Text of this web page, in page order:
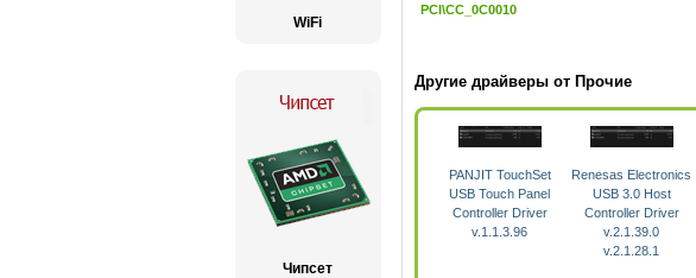
WiFi
Чипсет
PCI\CC_0C0010
Другие драйверы от Прочие
PANJIT TouchSet
USB Touch Panel
Controller Driver
v.1.1.3.96
Renesas Electronics
USB 3.0 Host
Controller Driver
v.2.1.39.0
v.2.1.28.1